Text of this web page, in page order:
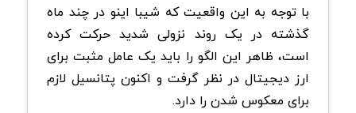
با توجه به این واقعیت که شیبا اینو در چند ماه
گذشته در یک روند نزولی شدید حرکت کرده
است، ظاهر این الگو را باید یک عامل مثبت برای
ارز دیجیتال در نظر گرفت و اکنون پتانسیل لازم
برای معکوس شدن را دارد.